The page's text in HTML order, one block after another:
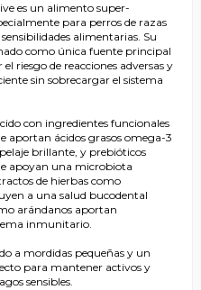
es un alimento super-
para perros de razas
alimentarias. Su
como única fuente principal
riesgo de reacciones adversas y
sin sobrecargar el sistema
con ingredientes funcionales
aportan ácidos grasos omega-3
brillante, y prebióticos
apoyan una microbiota
de hierbas como
a una salud bucodental
arándanos aportan
inmunitario.
a mordidas pequeñas y un
para mantener activos y
sensibles.